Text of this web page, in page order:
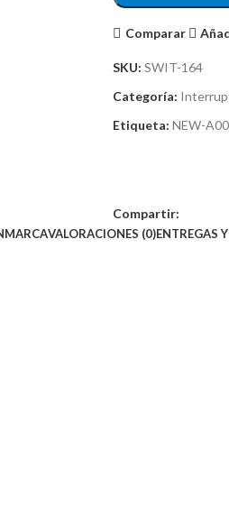
Comparar
SKU: SWIT-164
Categoría:
Etiqueta: NEW-
Compartir:
MARCAVALORACIONES (0)ENTREGAS